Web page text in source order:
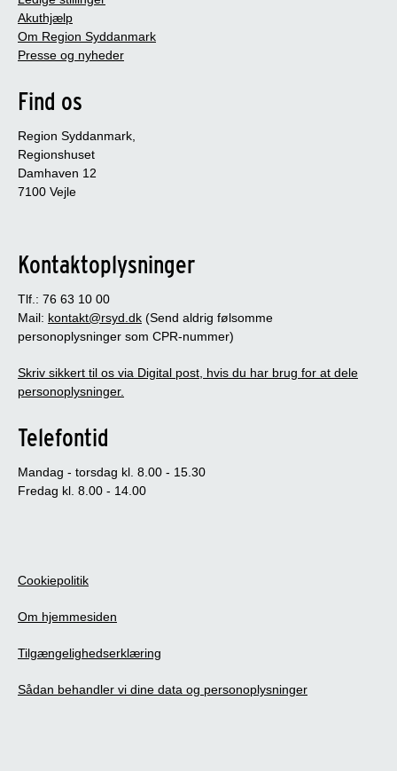
Akuthjælp
Om Region Syddanmark
Presse og nyheder
Find os
Region Syddanmark,
Regionshuset
Damhaven 12
7100 Vejle
Kontaktoplysninger
Tlf.: 76 63 10 00
Mail: kontakt@rsyd.dk (Send aldrig følsomme
personoplysninger som CPR-nummer)
Skriv sikkert til os via Digital post, hvis du har brug for at dele
personoplysninger.
Telefontid
Mandag - torsdag kl. 8.00 - 15.30
Fredag kl. 8.00 - 14.00
Cookiepolitik
Om hjemmesiden
Tilgængelighedserklæring
Sådan behandler vi dine data og personoplysninger